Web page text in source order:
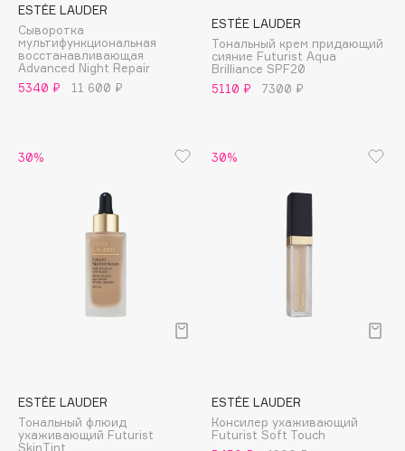
Финал лета
Acqua di Parma
Acque di Italia
Adele for you
Advante
ЭКСКЛЮЗИВ
AHFA Cosmetics
Allies of Skin
Amina Daudova Brushes
Annbeauty
Anua
Apadent
ESTÉE LAUDER
Сыворотка
мультифункциональная
восстанавливающая
Advanced Night Repair
5340 ₽
11 600 ₽
ESTÉE LAUDER
Тональный крем придающий
сияние Futurist Aqua
Brilliance SPF20
5110 ₽
7300 ₽
30%
ESTÉE LAUDER
Тональный флюид
ухаживающий Futurist
SkinTint
30%
ESTÉE LAUDER
Консилер ухаживающий
Futurist Soft Touch